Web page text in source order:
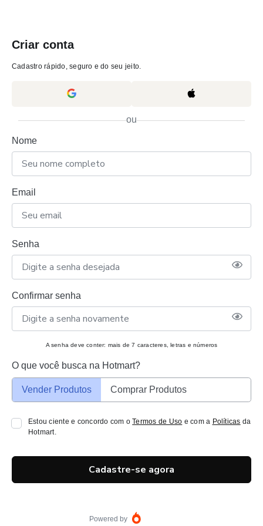
Criar conta
Cadastro rápido, seguro e do seu jeito.
ou
Nome
Email
Senha
Confirmar senha
A senha deve conter: mais de 7 caracteres, letras e números
O que você busca na Hotmart?
Vender Produtos Comprar Produtos
Estou ciente e concordo com oTermos de Uso e com a Políticas da
Hotmart.
Cadastre-se agora
Powered by